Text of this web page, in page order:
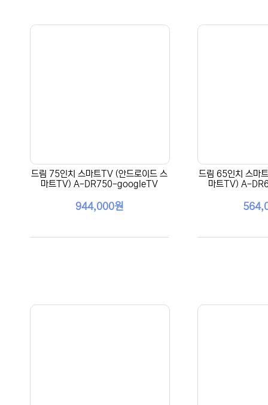
드림 75인치 스마트TV (안드로이드 스
마트TV) A-DR750-googleTV
944,000원
드림 65인치 스마
마트TV) A-